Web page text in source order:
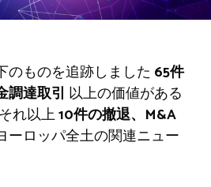
のものを追跡しました 65件
調達取引 以上の価値がある
れ以上10件の撤退、M&A
ーロッパ全土の関連ニュー